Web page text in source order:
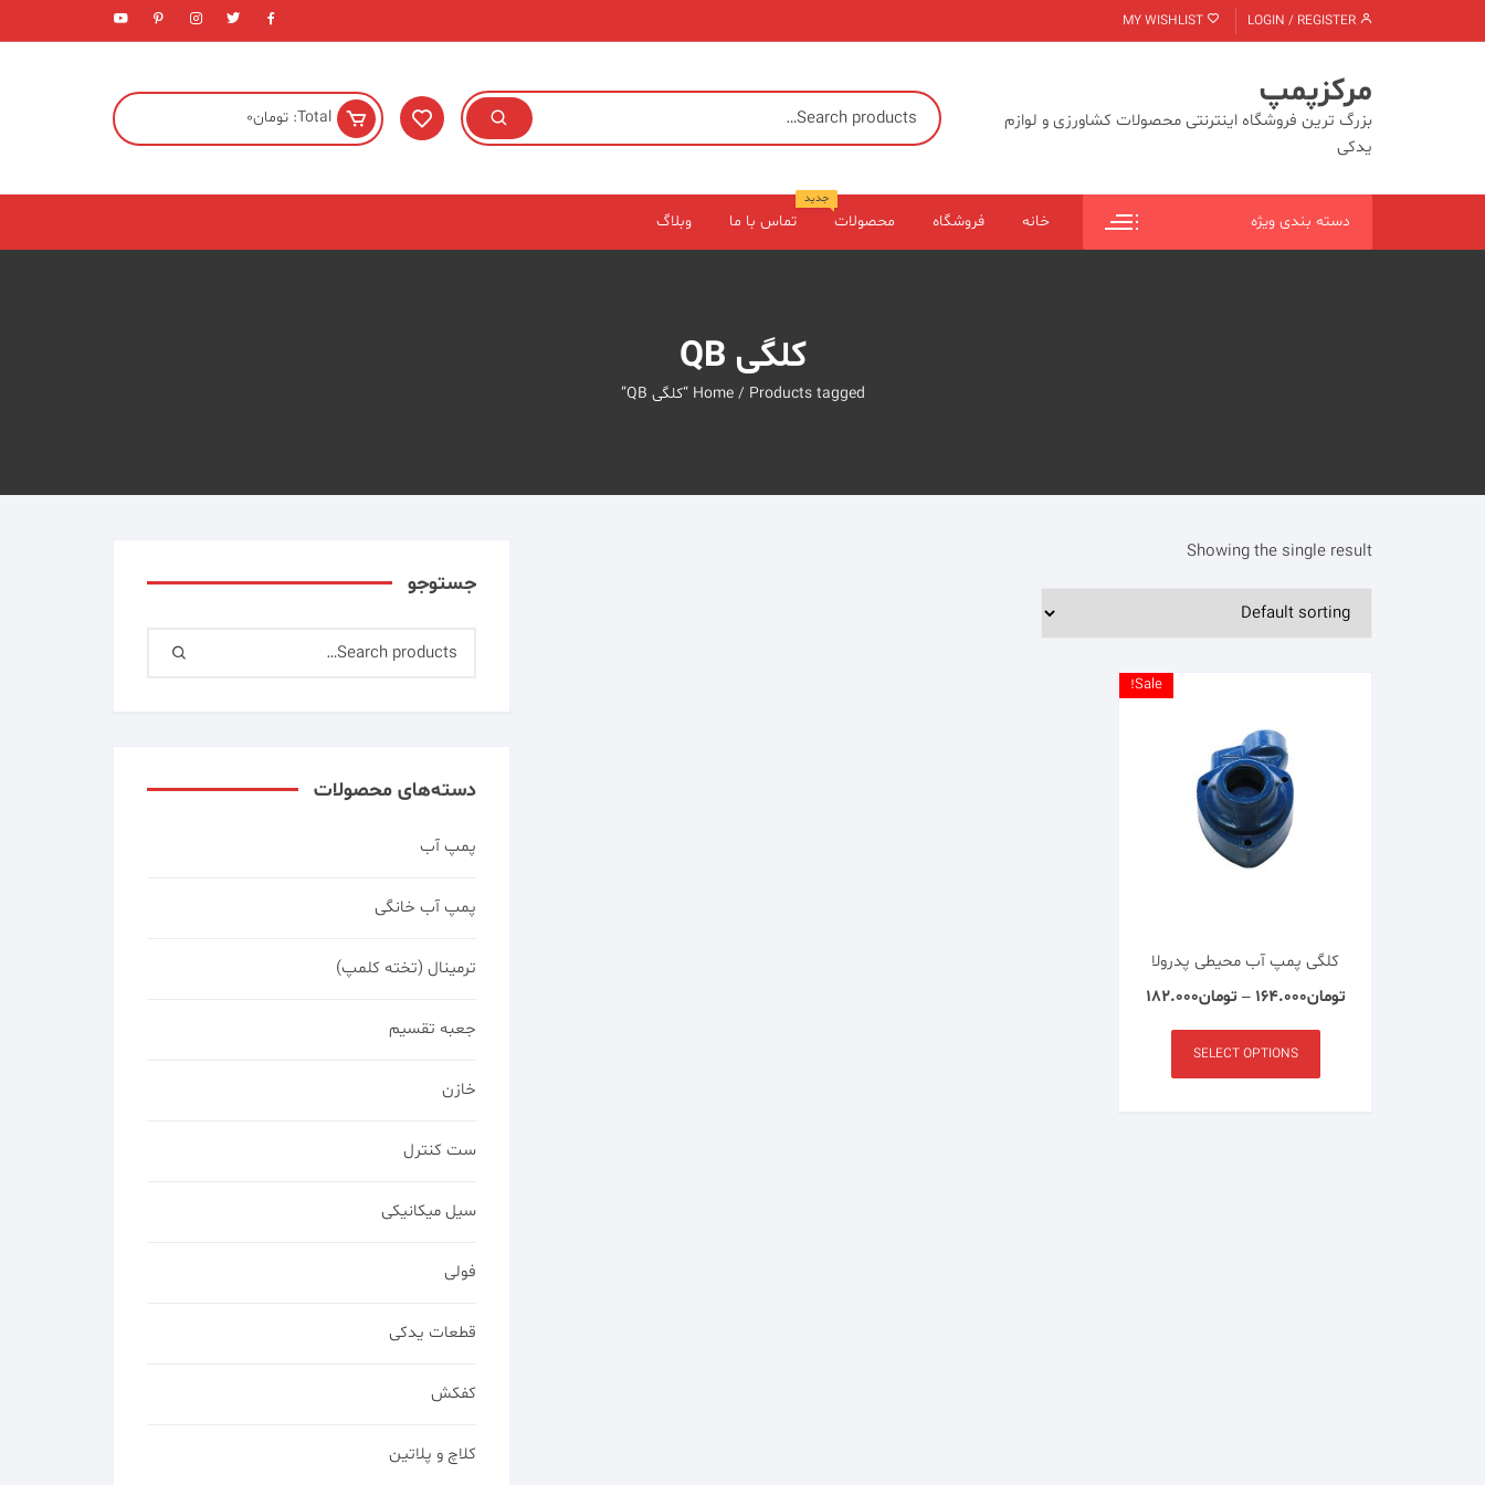
to
مرکزپمپ
بزرگ ترین فروشگاه اینترنتی محصولات کشاورزی و لوازم
یدکی
Total: تومان0
دسته بندی ویژه خانه فروشگاه محصولات
جدید
تماس با ما وبلاگ
کلگی QB
Home/ Products tagged “کلگی QB”
Showing the single result
Sale!
کلگی پمپ آب محیطی پدرولا
تومان۱۶۴.۰۰۰ – تومان۱۸۲.۰۰۰
SELECT OPTIONS
جستوجو
دسته‌های محصولات
پمپ آب
پمپ آب خانگی
ترمینال (تخته کلمپ)
جعبه تقسیم
خازن
ست کنترل
سیل میکانیکی
فولی
قطعات یدکی
کفکش
کلاچ و پلاتین